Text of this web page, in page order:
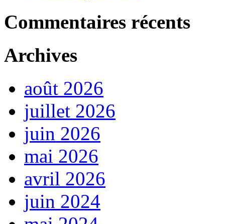
Commentaires récents
Archives
août 2026
juillet 2026
juin 2026
mai 2026
avril 2026
juin 2024